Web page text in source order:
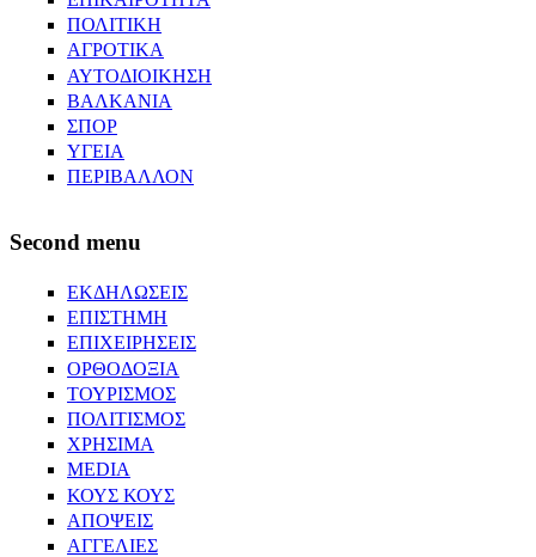
ΠΟΛΙΤΙΚΗ
ΑΓΡΟΤΙΚΑ
ΑΥΤΟΔΙΟΙΚΗΣΗ
ΒΑΛΚΑΝΙΑ
ΣΠΟΡ
ΥΓΕΙΑ
ΠΕΡΙΒΑΛΛΟΝ
Second menu
ΕΚΔΗΛΩΣΕΙΣ
ΕΠΙΣΤΗΜΗ
ΕΠΙΧΕΙΡΗΣΕΙΣ
ΟΡΘΟΔΟΞΙΑ
ΤΟΥΡΙΣΜΟΣ
ΠΟΛΙΤΙΣΜΟΣ
ΧΡΗΣΙΜΑ
MEDIA
ΚΟΥΣ ΚΟΥΣ
ΑΠΟΨΕΙΣ
ΑΓΓΕΛΙΕΣ